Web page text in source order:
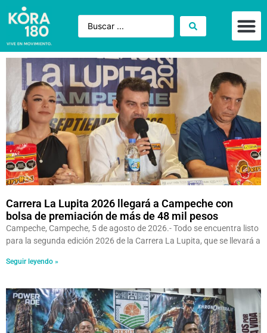
Carrera La Lupita 2026 llegará a Campeche con
bolsa de premiación de más de 48 mil pesos
Campeche, Campeche, 5 de agosto de 2026.- Todo se encuentra listo
para la segunda edición 2026 de la Carrera La Lupita, que se llevará a
Seguir leyendo »